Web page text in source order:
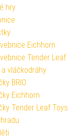
hry
Eichhorn
Tender Leaf
vláčkodráhy
BRIO
Eichhorn
Tender Leaf Toys